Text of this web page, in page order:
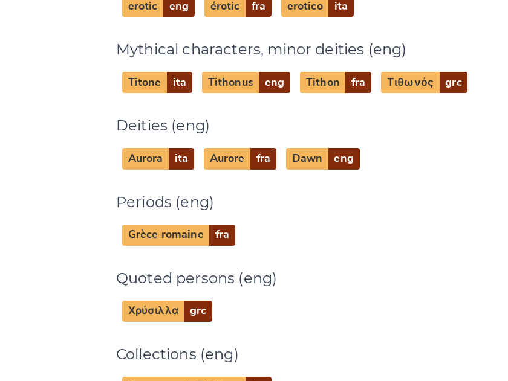
erotic eng érotic fra erotico ita
Mythical characters, minor deities (eng)
Titone ita Tithonus eng Tithon fra Τιθωνός grc
Deities (eng)
Aurora ita Aurore fra Dawn eng
Periods (eng)
Grèce romaine fra
Quoted persons (eng)
Χρύσιλλα grc
Collections (eng)